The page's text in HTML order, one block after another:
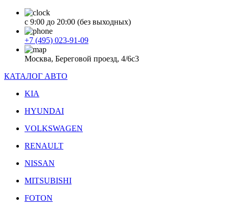
с 9:00 до 20:00 (без выходных)
+7 (495) 023-91-09
Москва, Береговой проезд, 4/6с3
КАТАЛОГ АВТО
KIA
HYUNDAI
VOLKSWAGEN
RENAULT
NISSAN
MITSUBISHI
FOTON